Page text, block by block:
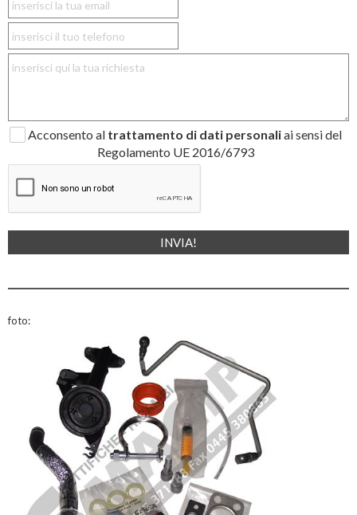
Acconsento al trattamento di dati personaliai sensi del
Regolamento UE 2016/6793
foto: